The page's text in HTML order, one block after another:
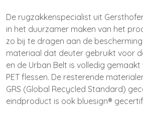
De rugzakkenspecialist uit
in het duurzamer maken van het
zo bij te dragen aan de
materiaal dat deuter gebruikt voor
en de Urban Belt is volledig
PET flessen. De resterende
GRS (Global Recycled Standard)
eindproduct is ook bluesign®